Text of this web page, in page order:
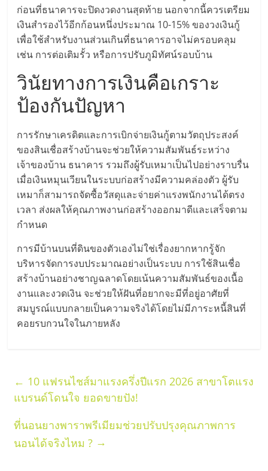
คืน
ทุน
ไว,
ที่
ปรึกษา
การ
ลงทุน
และ
ขยาย
สา
แฟ
รน
ไชส์,
ก่อนที่ธนาคารจะปิดงวดงานสุดท้าย นอกจากนี้ควรเตรียม
เงินสำรองไว้อีกก้อนหนึ่งประมาณ 10-15% ของวงเงินกู้
เพื่อใช้สำหรับงานส่วนเกินที่ธนาคารอาจไม่ครอบคลุม
เช่น การต่อเติมรั้ว หรือการปรับภูมิทัศน์รอบบ้าน
วินัยทางการเงินคือเกราะ
ป้องกันปัญหา
การรักษาเครดิตและการเบิกจ่ายเงินกู้ตามวัตถุประสงค์
ของสินเชื่อสร้างบ้านจะช่วยให้ความสัมพันธ์ระหว่าง
เจ้าของบ้าน ธนาคาร รวมถึงผู้รับเหมาเป็นไปอย่างราบรื่น
เมื่อเงินหมุนเวียนในระบบก่อสร้างมีความคล่องตัว ผู้รับ
เหมาก็สามารถจัดซื้อวัสดุและจ่ายค่าแรงพนักงานได้ตรง
เวลา ส่งผลให้คุณภาพงานก่อสร้างออกมาดีและเสร็จตาม
กำหนด
การมีบ้านบนที่ดินของตัวเองไม่ใช่เรื่องยากหากรู้จัก
บริหารจัดการงบประมาณอย่างเป็นระบบ การใช้สินเชื่อ
สร้างบ้านอย่างชาญฉลาดโดยเน้นความสัมพันธ์ของเนื้อ
งานและงวดเงิน จะช่วยให้ฝันที่อยากจะมีที่อยู่อาศัยที่
สมบูรณ์แบบกลายเป็นความจริงได้โดยไม่มีภาระหนี้สินที่
คอยรบกวนใจในภายหลัง
← 10 แฟรนไชส์มาแรงครึ่งปีแรก 2026 สาขาโตแรง
แบรนด์โดนใจ ยอดขายปัง!
ที่นอนยางพาราพรีเมียมช่วยปรับปรุงคุณภาพการ
นอนได้จริงไหม ? →